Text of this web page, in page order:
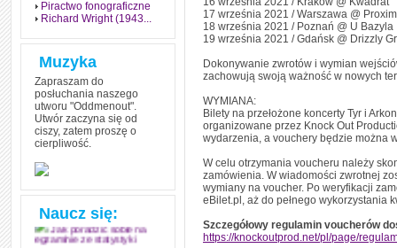
Piractwo fonograficzne
Richard Wright (1943...
Muzyka
Zapraszam do
posłuchania naszego
utworu "Oddmenout".
Utwór zaczyna się od
ciszy, zatem proszę o
cierpliwość.
Naucz się:
Jak stworzyć fenomen
egzamin? Poznaj metody
Jak poradzić sobie na
egzaminie ze statystyki
17 września 2021 / Warszawa @
18 września 2021 / Poznań @ U Bazyla
19 września 2021 / Gdańsk @ Drizzly
Dokonywanie zwrotów i wymian
zachowują swoją ważność w nowych
WYMIANA:
Bilety na przełożone koncerty Tyr i
organizowane przez Knock Out
wydarzenia, a vouchery będzie można
W celu otrzymania voucheru należy
zamówienia. W wiadomości zwrotnej
wymiany na voucher. Po weryfikacji
eBilet.pl, aż do pełnego wykorzystania
Szczegółowy regulamin voucherów
https://knockoutprod.net/pl/page/